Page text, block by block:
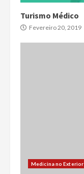
Turismo Médico
Fevereiro 20, 2019
Medicina no Exterior